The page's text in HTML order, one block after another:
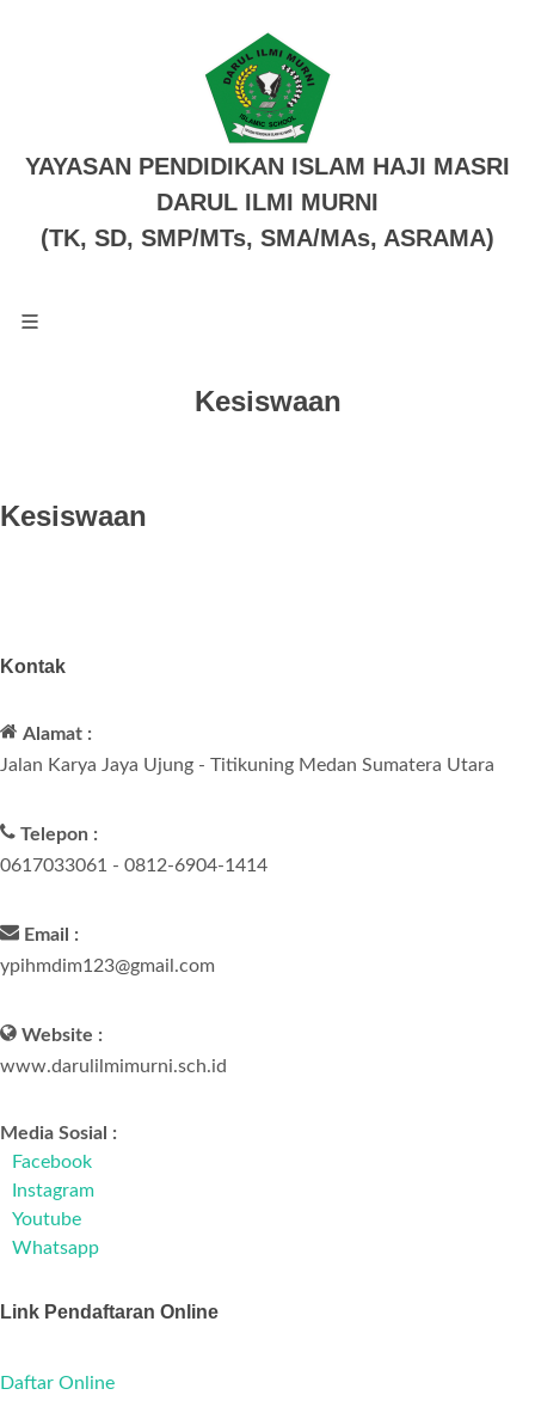
YAYASAN PENDIDIKAN ISLAM HAJI MASRI
DARUL ILMI MURNI
(TK, SD, SMP/MTs, SMA/MAs, ASRAMA)
Kesiswaan
Kesiswaan
Kontak
Alamat :
Jalan Karya Jaya Ujung - Titikuning Medan Sumatera Utara
Telepon :
0617033061 - 0812-6904-1414
Email :
ypihmdim123@gmail.com
Website :
www.darulilmimurni.sch.id
Media Sosial :
Facebook
Instagram
Youtube
Whatsapp
Link Pendaftaran Online
Daftar Online